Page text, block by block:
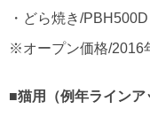
・どら焼き/
※オープン価格/2016
■猫用（例年ラインア